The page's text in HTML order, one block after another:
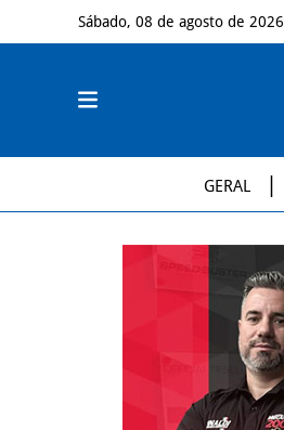
Sábado, 08 de agosto de 2026
GERAL